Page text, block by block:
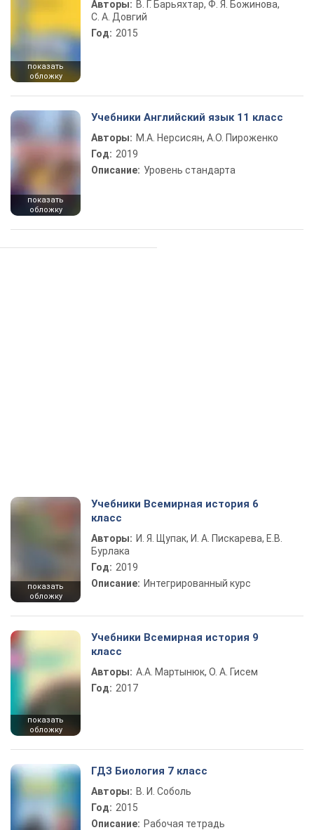
показать
обложку
Авторы: В. Г. Барьяхтар, Ф. Я. Божинова,
С. А. Довгий
Год: 2015
показать
обложку
Учебники Английский язык 11 класс
Авторы: М.А. Нерсисян, А.О. Пироженко
Год: 2019
Описание: Уровень стандарта
показать
обложку
Учебники Всемирная история 6
класс
Авторы: И. Я. Щупак, И. А. Пискарева, Е.В.
Бурлака
Год: 2019
Описание: Интегрированный курс
показать
обложку
Учебники Всемирная история 9
класс
Авторы: А.А. Мартынюк, О. А. Гисем
Год: 2017
ГДЗ Биология 7 класс
Авторы: В. И. Соболь
Год: 2015
Описание: Рабочая тетрадь